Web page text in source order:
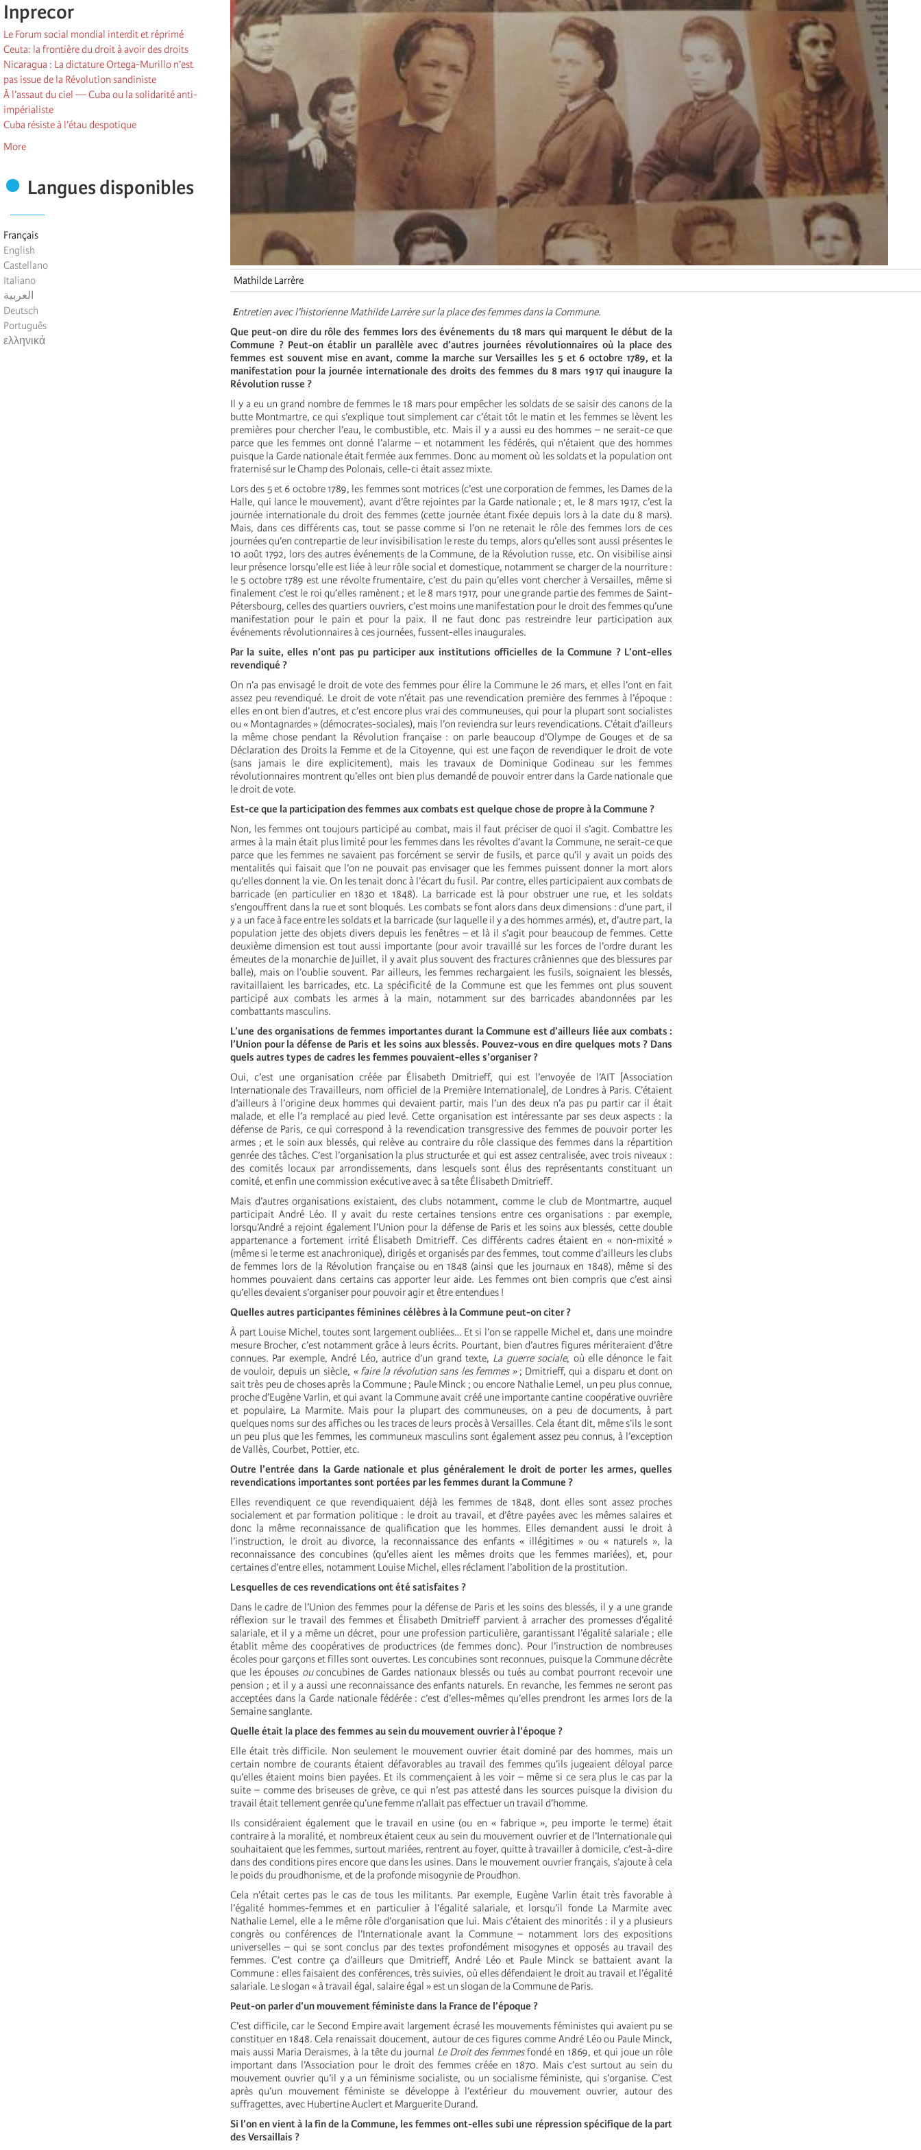
Inprecor
Le Forum social mondial interdit et réprimé
Ceuta: la frontière du droit à avoir des droits
Nicaragua : La dictature Ortega-Murillo n’est
pas issue de la Révolution sandiniste
À l’assaut du ciel — Cuba ou la solidarité anti-
impérialiste
Cuba résiste à l’étau despotique
More
Langues disponibles
Français
English
Castellano
Italiano
العربية
Deutsch
Português
ελληνικά
Mathilde Larrère
Entretien avec l'historienne Mathilde Larrère sur la place des femmes dans la Commune.
Que peut-on dire du rôle des femmes lors des événements du 18 mars qui marquent le début de la
Commune ? Peut-on établir un parallèle avec d’autres journées révolutionnaires où la place des
femmes est souvent mise en avant, comme la marche sur Versailles les 5 et 6 octobre 1789, et la
manifestation pour la journée internationale des droits des femmes du 8 mars 1917 qui inaugure la
Révolution russe ?
Il y a eu un grand nombre de femmes le 18 mars pour empêcher les soldats de se saisir des canons de la
butte Montmartre, ce qui s’explique tout simplement car c’était tôt le matin et les femmes se lèvent les
premières pour chercher l’eau, le combustible, etc. Mais il y a aussi eu des hommes – ne serait-ce que
parce que les femmes ont donné l’alarme – et notamment les fédérés, qui n’étaient que des hommes
puisque la Garde nationale était fermée aux femmes. Donc au moment où les soldats et la population ont
fraternisé sur le Champ des Polonais, celle-ci était assez mixte.
Lors des 5 et 6 octobre 1789, les femmes sont motrices (c’est une corporation de femmes, les Dames de la
Halle, qui lance le mouvement), avant d’être rejointes par la Garde nationale ; et, le 8 mars 1917, c’est la
journée internationale du droit des femmes (cette journée étant fixée depuis lors à la date du 8 mars).
Mais, dans ces différents cas, tout se passe comme si l’on ne retenait le rôle des femmes lors de ces
journées qu’en contrepartie de leur invisibilisation le reste du temps, alors qu’elles sont aussi présentes le
10 août 1792, lors des autres événements de la Commune, de la Révolution russe, etc. On visibilise ainsi
leur présence lorsqu’elle est liée à leur rôle social et domestique, notamment se charger de la nourriture :
le 5 octobre 1789 est une révolte frumentaire, c’est du pain qu’elles vont chercher à Versailles, même si
finalement c’est le roi qu’elles ramènent ; et le 8 mars 1917, pour une grande partie des femmes de Saint-
Pétersbourg, celles des quartiers ouvriers, c’est moins une manifestation pour le droit des femmes qu’une
manifestation pour le pain et pour la paix. Il ne faut donc pas restreindre leur participation aux
événements révolutionnaires à ces journées, fussent-elles inaugurales.
Par la suite, elles n’ont pas pu participer aux institutions officielles de la Commune ? L’ont-elles
revendiqué ?
On n’a pas envisagé le droit de vote des femmes pour élire la Commune le 26 mars, et elles l’ont en fait
assez peu revendiqué. Le droit de vote n’était pas une revendication première des femmes à l’époque :
elles en ont bien d’autres, et c’est encore plus vrai des communeuses, qui pour la plupart sont socialistes
ou « Montagnardes » (démocrates-sociales), mais l’on reviendra sur leurs revendications. C’était d’ailleurs
la même chose pendant la Révolution française : on parle beaucoup d’Olympe de Gouges et de sa
Déclaration des Droits la Femme et de la Citoyenne, qui est une façon de revendiquer le droit de vote
(sans jamais le dire explicitement), mais les travaux de Dominique Godineau sur les femmes
révolutionnaires montrent qu’elles ont bien plus demandé de pouvoir entrer dans la Garde nationale que
le droit de vote.
Est-ce que la participation des femmes aux combats est quelque chose de propre à la Commune ?
Non, les femmes ont toujours participé au combat, mais il faut préciser de quoi il s’agit. Combattre les
armes à la main était plus limité pour les femmes dans les révoltes d’avant la Commune, ne serait-ce que
parce que les femmes ne savaient pas forcément se servir de fusils, et parce qu’il y avait un poids des
mentalités qui faisait que l’on ne pouvait pas envisager que les femmes puissent donner la mort alors
qu’elles donnent la vie. On les tenait donc à l’écart du fusil. Par contre, elles participaient aux combats de
barricade (en particulier en 1830 et 1848). La barricade est là pour obstruer une rue, et les soldats
s’engouffrent dans la rue et sont bloqués. Les combats se font alors dans deux dimensions : d’une part, il
y a un face à face entre les soldats et la barricade (sur laquelle il y a des hommes armés), et, d’autre part, la
population jette des objets divers depuis les fenêtres – et là il s’agit pour beaucoup de femmes. Cette
deuxième dimension est tout aussi importante (pour avoir travaillé sur les forces de l’ordre durant les
émeutes de la monarchie de Juillet, il y avait plus souvent des fractures crâniennes que des blessures par
balle), mais on l’oublie souvent. Par ailleurs, les femmes rechargaient les fusils, soignaient les blessés,
ravitaillaient les barricades, etc. La spécificité de la Commune est que les femmes ont plus souvent
participé aux combats les armes à la main, notamment sur des barricades abandonnées par les
combattants masculins.
L’une des organisations de femmes importantes durant la Commune est d’ailleurs liée aux combats :
l’Union pour la défense de Paris et les soins aux blessés. Pouvez-vous en dire quelques mots ? Dans
quels autres types de cadres les femmes pouvaient-elles s’organiser ?
Oui, c’est une organisation créée par Élisabeth Dmitrieff, qui est l’envoyée de l’AIT [Association
Internationale des Travailleurs, nom officiel de la Première Internationale], de Londres à Paris. C’étaient
d’ailleurs à l’origine deux hommes qui devaient partir, mais l’un des deux n’a pas pu partir car il était
malade, et elle l’a remplacé au pied levé. Cette organisation est intéressante par ses deux aspects : la
défense de Paris, ce qui correspond à la revendication transgressive des femmes de pouvoir porter les
armes ; et le soin aux blessés, qui relève au contraire du rôle classique des femmes dans la répartition
genrée des tâches. C’est l’organisation la plus structurée et qui est assez centralisée, avec trois niveaux :
des comités locaux par arrondissements, dans lesquels sont élus des représentants constituant un
comité, et enfin une commission exécutive avec à sa tête Élisabeth Dmitrieff.
Mais d’autres organisations existaient, des clubs notamment, comme le club de Montmartre, auquel
participait André Léo. Il y avait du reste certaines tensions entre ces organisations : par exemple,
lorsqu’André a rejoint également l’Union pour la défense de Paris et les soins aux blessés, cette double
appartenance a fortement irrité Élisabeth Dmitrieff. Ces différents cadres étaient en « non-mixité »
(même si le terme est anachronique), dirigés et organisés par des femmes, tout comme d’ailleurs les clubs
de femmes lors de la Révolution française ou en 1848 (ainsi que les journaux en 1848), même si des
hommes pouvaient dans certains cas apporter leur aide. Les femmes ont bien compris que c’est ainsi
qu’elles devaient s’organiser pour pouvoir agir et être entendues !
Quelles autres participantes féminines célèbres à la Commune peut-on citer ?
À part Louise Michel, toutes sont largement oubliées… Et si l’on se rappelle Michel et, dans une moindre
mesure Brocher, c’est notamment grâce à leurs écrits. Pourtant, bien d’autres figures mériteraient d’être
connues. Par exemple, André Léo, autrice d’un grand texte, La guerre sociale, où elle dénonce le fait
de vouloir, depuis un siècle, « faire la révolution sans les femmes »; Dmitrieff, qui a disparu et dont on
sait très peu de choses après la Commune ; Paule Minck ; ou encore Nathalie Lemel, un peu plus connue,
proche d’Eugène Varlin, et qui avant la Commune avait créé une importante cantine coopérative ouvrière
et populaire, La Marmite. Mais pour la plupart des communeuses, on a peu de documents, à part
quelques noms sur des affiches ou les traces de leurs procès à Versailles. Cela étant dit, même s’ils le sont
un peu plus que les femmes, les communeux masculins sont également assez peu connus, à l’exception
de Vallès, Courbet, Pottier, etc.
Outre l’entrée dans la Garde nationale et plus généralement le droit de porter les armes, quelles
revendications importantes sont portées par les femmes durant la Commune ?
Elles revendiquent ce que revendiquaient déjà les femmes de 1848, dont elles sont assez proches
socialement et par formation politique : le droit au travail, et d’être payées avec les mêmes salaires et
donc la même reconnaissance de qualification que les hommes. Elles demandent aussi le droit à
l’instruction, le droit au divorce, la reconnaissance des enfants « illégitimes » ou « naturels », la
reconnaissance des concubines (qu’elles aient les mêmes droits que les femmes mariées), et, pour
certaines d’entre elles, notamment Louise Michel, elles réclament l’abolition de la prostitution.
Lesquelles de ces revendications ont été satisfaites ?
Dans le cadre de l’Union des femmes pour la défense de Paris et les soins des blessés, il y a une grande
réflexion sur le travail des femmes et Élisabeth Dmitrieff parvient à arracher des promesses d’égalité
salariale, et il y a même un décret, pour une profession particulière, garantissant l’égalité salariale ; elle
établit même des coopératives de productrices (de femmes donc). Pour l’instruction de nombreuses
écoles pour garçons et filles sont ouvertes. Les concubines sont reconnues, puisque la Commune décrète
que les épouses ouconcubines de Gardes nationaux blessés ou tués au combat pourront recevoir une
pension ; et il y a aussi une reconnaissance des enfants naturels. En revanche, les femmes ne seront pas
acceptées dans la Garde nationale fédérée : c’est d’elles-mêmes qu’elles prendront les armes lors de la
Semaine sanglante.
Quelle était la place des femmes au sein du mouvement ouvrier à l’époque ?
Elle était très difficile. Non seulement le mouvement ouvrier était dominé par des hommes, mais un
certain nombre de courants étaient défavorables au travail des femmes qu’ils jugeaient déloyal parce
qu’elles étaient moins bien payées. Et ils commençaient à les voir – même si ce sera plus le cas par la
suite – comme des briseuses de grève, ce qui n’est pas attesté dans les sources puisque la division du
travail était tellement genrée qu’une femme n’allait pas effectuer un travail d’homme.
Ils considéraient également que le travail en usine (ou en « fabrique », peu importe le terme) était
contraire à la moralité, et nombreux étaient ceux au sein du mouvement ouvrier et de l’Internationale qui
souhaitaient que les femmes, surtout mariées, rentrent au foyer, quitte à travailler à domicile, c’est-à-dire
dans des conditions pires encore que dans les usines. Dans le mouvement ouvrier français, s’ajoute à cela
le poids du proudhonisme, et de la profonde misogynie de Proudhon.
Cela n’était certes pas le cas de tous les militants. Par exemple, Eugène Varlin était très favorable à
l’égalité hommes-femmes et en particulier à l’égalité salariale, et lorsqu’il fonde La Marmite avec
Nathalie Lemel, elle a le même rôle d’organisation que lui. Mais c’étaient des minorités : il y a plusieurs
congrès ou conférences de l’Internationale avant la Commune – notamment lors des expositions
universelles – qui se sont conclus par des textes profondément misogynes et opposés au travail des
femmes. C’est contre ça d’ailleurs que Dmitrieff, André Léo et Paule Minck se battaient avant la
Commune : elles faisaient des conférences, très suivies, où elles défendaient le droit au travail et l’égalité
salariale. Le slogan « à travail égal, salaire égal » est un slogan de la Commune de Paris.
Peut-on parler d’un mouvement féministe dans la France de l’époque ?
C’est difficile, car le Second Empire avait largement écrasé les mouvements féministes qui avaient pu se
constituer en 1848. Cela renaissait doucement, autour de ces figures comme André Léo ou Paule Minck,
mais aussi Maria Deraismes, à la tête du journal Le Droit des femmesfondé en 1869, et qui joue un rôle
important dans l’Association pour le droit des femmes créée en 1870. Mais c’est surtout au sein du
mouvement ouvrier qu’il y a un féminisme socialiste, ou un socialisme féministe, qui s’organise. C’est
après qu’un mouvement féministe se développe à l’extérieur du mouvement ouvrier, autour des
suffragettes, avec Hubertine Auclert et Marguerite Durand.
Si l’on en vient à la fin de la Commune, les femmes ont-elles subi une répression spécifique de la part
des Versaillais ?